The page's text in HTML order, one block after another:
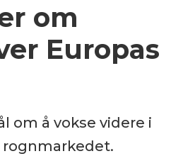
Genetics
verdensledende
på atlantisk
reker og
blir produsert i
om
Europas
om å vokse videre i